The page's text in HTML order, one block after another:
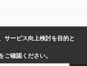
サービス向上検討を目的と
ご確認ください。